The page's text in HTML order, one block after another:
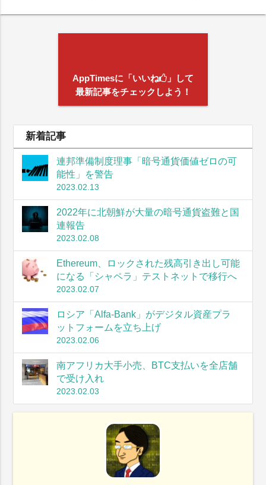
AppTimesに「いいね
」して
最新記事をチェックしよう！
新着記事
連邦準備制度理事「暗号通貨価値ゼロの可
能性」を警告
2023.02.13
2022年に北朝鮮が大量の暗号通貨盗難と国
連報告
2023.02.08
Ethereum、ロックされた残高引き出し可能
になる「シャペラ」テストネットで移行へ
2023.02.07
ロシア「Alfa-Bank」がデジタル資産プラ
ットフォームを立ち上げ
2023.02.06
南アフリカ大手小売、BTC支払いを全店舗
で受け入れ
2023.02.03